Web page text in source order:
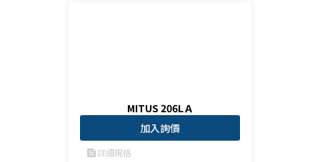
MITUS 206LＡ
加入詢價
feed詳細規格